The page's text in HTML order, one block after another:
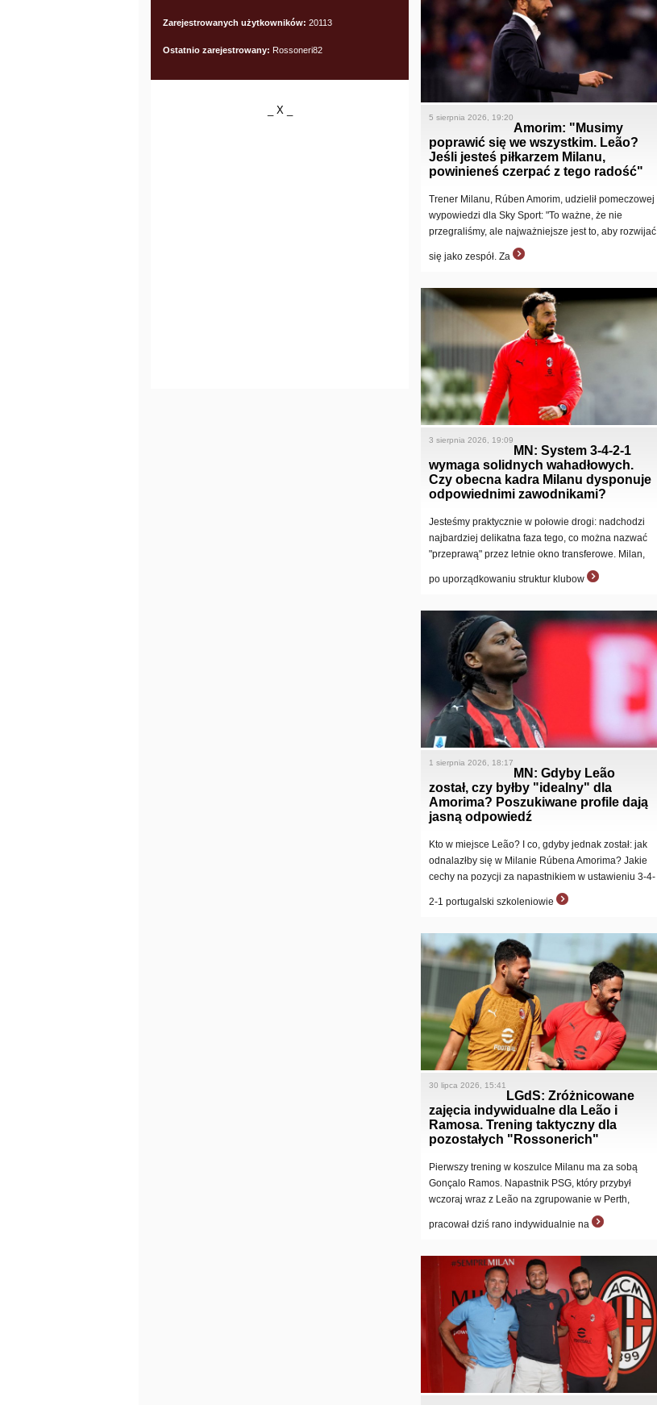
Zarejestrowanych użytkowników: 20113
Ostatnio zarejestrowany: Rossoneri82
_ X _
5 sierpnia 2026, 19:20
Amorim: "Musimy
poprawić się we wszystkim. Leão?
Jeśli jesteś piłkarzem Milanu,
powinieneś czerpać z tego radość"
Trener Milanu, Rúben Amorim, udzielił pomeczowej
wypowiedzi dla Sky Sport: "To ważne, że nie
przegraliśmy, ale najważniejsze jest to, aby rozwijać
się jako zespół. Za
3 sierpnia 2026, 19:09
MN: System 3-4-2-1
wymaga solidnych wahadłowych.
Czy obecna kadra Milanu dysponuje
odpowiednimi zawodnikami?
Jesteśmy praktycznie w połowie drogi: nadchodzi
najbardziej delikatna faza tego, co można nazwać
"przeprawą" przez letnie okno transferowe. Milan,
po uporządkowaniu struktur klubow
1 sierpnia 2026, 18:17
MN: Gdyby Leão
został, czy byłby "idealny" dla
Amorima? Poszukiwane profile dają
jasną odpowiedź
Kto w miejsce Leão? I co, gdyby jednak został: jak
odnalazłby się w Milanie Rúbena Amorima? Jakie
cechy na pozycji za napastnikiem w ustawieniu 3-4-
2-1 portugalski szkoleniowie
30 lipca 2026, 15:41
LGdS: Zróżnicowane
zajęcia indywidualne dla Leão i
Ramosa. Trening taktyczny dla
pozostałych "Rossonerich"
Pierwszy trening w koszulce Milanu ma za sobą
Gonçalo Ramos. Napastnik PSG, który przybył
wczoraj wraz z Leão na zgrupowanie w Perth,
pracował dziś rano indywidualnie na